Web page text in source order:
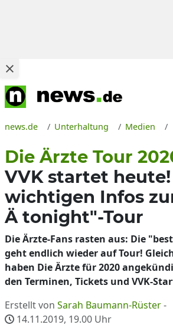
news.de Unterhaltung Medien
Die Ärzte Tour
VVK startet
wichtigen Infos
Ä tonight"-Tour
Die Ärzte-Fans rasten aus: Die
geht endlich wieder auf Tour!
haben Die Ärzte für 2020
den Terminen, Tickets und VVK-
Erstellt von Sarah Baumann-Rüster-
14.11.2019, 19.00 Uhr